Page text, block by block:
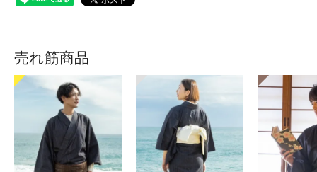
売れ筋商品